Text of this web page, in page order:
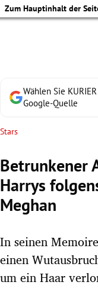
Zum Hauptinhalt der
Untermenü
Wählen Sie
Google-Quelle
Stars
Betrunkener
Harrys
Meghan
In seinen
einen
um ein Haar